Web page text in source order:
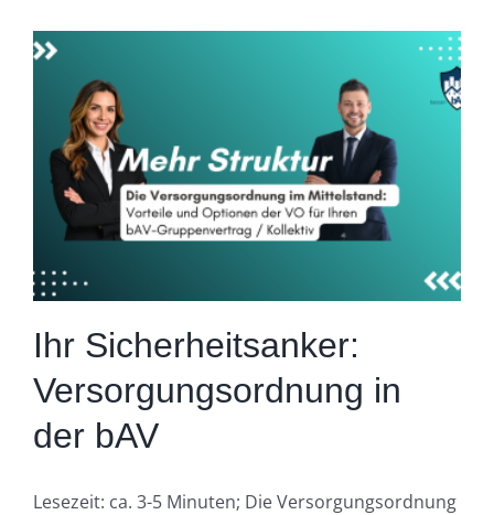
Ihr Sicherheitsanker:
Versorgungsordnung in
der bAV
Lesezeit: ca. 3-5 Minuten; Die Versorgungsordnung